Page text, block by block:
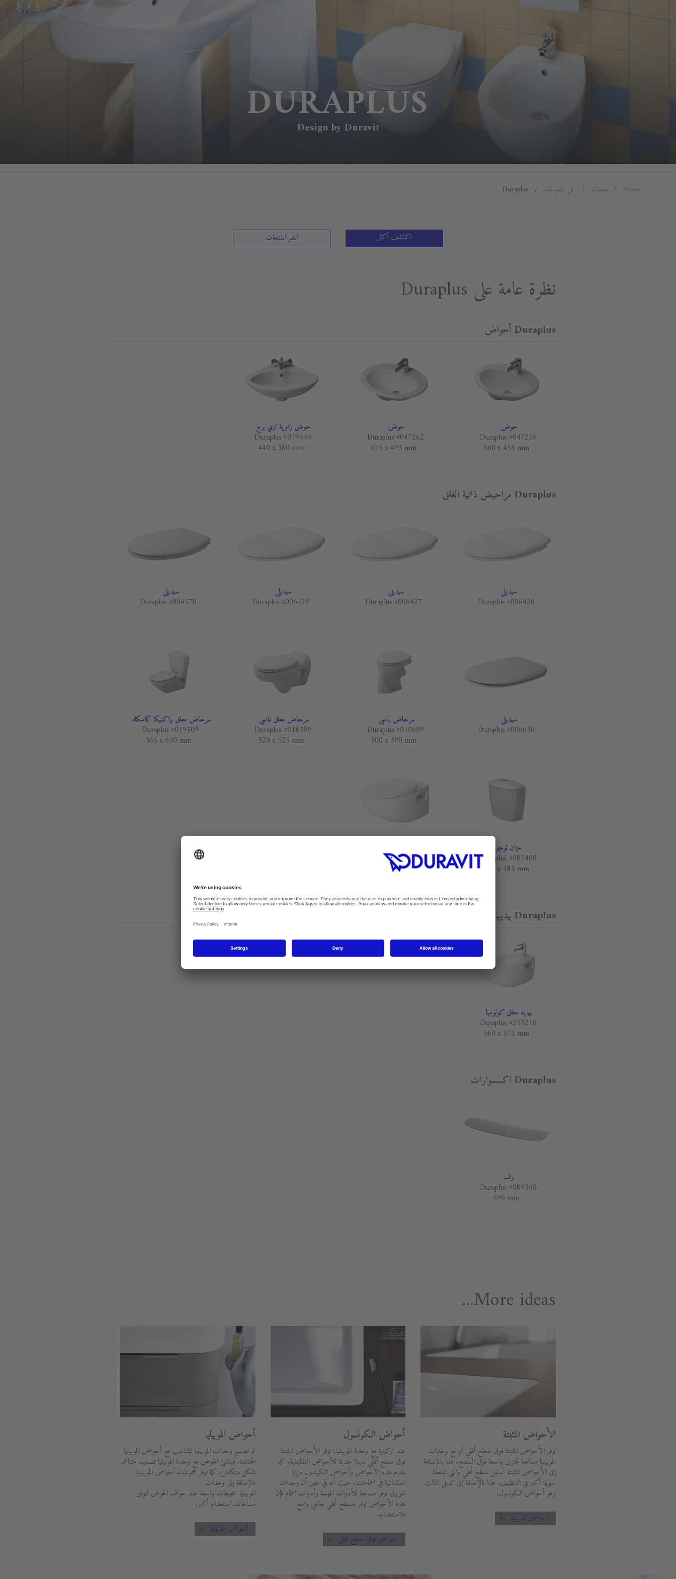
DURAPLUS
Design by Duravit
Home منتجات كل المجموعات Duraplus
اكتشف أكثر انظر المنتجات
نظرة عامة على Duraplus
Duraplus أحواض
حوض
Duraplus #047256
560 x 455 mm
حوض
Duraplus #047262
615 x 495 mm
حوض زاوية تري برج
Duraplus #079444
440 x 380 mm
Duraplus مراحيض ذاتية الغلق
سيديلي
Duraplus #006420
سيديلي
Duraplus #006427
سيديلي
Duraplus #006429
سيديلي
Duraplus #006570
سيديلي
Duraplus #006630
مرحاض بامبي
Duraplus #010609
300 x 390 mm
مرحاض معلق بامبي
Duraplus #018509
320 x 525 mm
مرحاض معلق براكتيكا كاسكاد
Duraplus #019509
365 x 650 mm
خزان لوجو
Duraplus #087400
420 x 185 mm
Duraplus #254709
360 x 575 mm
Duraplus بيديهات
بيديه معلق كولومبا
Duraplus #253210
360 x 575 mm
Duraplus اكسسوارات
رف
Duraplus #089360
590 mm
More ideas...
الأحواض المثبتة
توفر الأحواض المثبتة فوق سطح أفقي أو مع وحدات
الموبيليا مساحة تخزين واسعة فوق السطح. هذا بالإضافة
إلى الأحواض المثبتة أسفل سطح أفقي والتي تمنحك
سهولة أكبر في التنظيف. هذا بالإضافة إلى الديل الثالث
وهو أحواض الكونسول.
أحواض الموبيليا
أحواض الكونسول
عند تركيبها مع وحدة الموبيليا، توفر الأحواض المثبتة
فوق سطح أفقي بديلا حديثا للأحواض التقليدية. كما
تقدم هذه الأحواض وأحواض الكونسول مزايا
استثنائية في الحمامات، حيث أنه في حين أن وحدات
الموبيليا توفر مساحة للأدوات المهمة وأدوات الحمام فإن
هذه الأحواض توفر مسطح أفقي جانبي واسع
للاستخدام.
أحواض فوق سطح أفقي
أحواض الموبيليا
تم تصميم وحدات الموبيليا لتتناسب مع أحواض الموبيليا
المختلفة. فينشئ الحوض مع وحدة الموبيليا تصميما متناغما
بشكل متكامل. كما توفر مجموعات أحواض الموبيليا
بالإضافة إلى وحدات
الموبيليا محيطات واسعة عند حواف الحوض لتوفير
مساحات استخدام أكبر.
أحواض الموبيليا